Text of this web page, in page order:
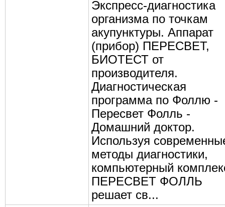
Экспресс-диагностика
организма по точкам
акупунктуры. Аппарат
(прибор) ПЕРЕСВЕТ,
БИОТЕСТ от
производителя.
Диагностическая
программа по Фоллю -
Пересвет Фолль -
Домашний доктор.
Используя
методы диагностики,
компьютерный
ПЕРЕСВЕТ ФОЛЛЬ
решает св...